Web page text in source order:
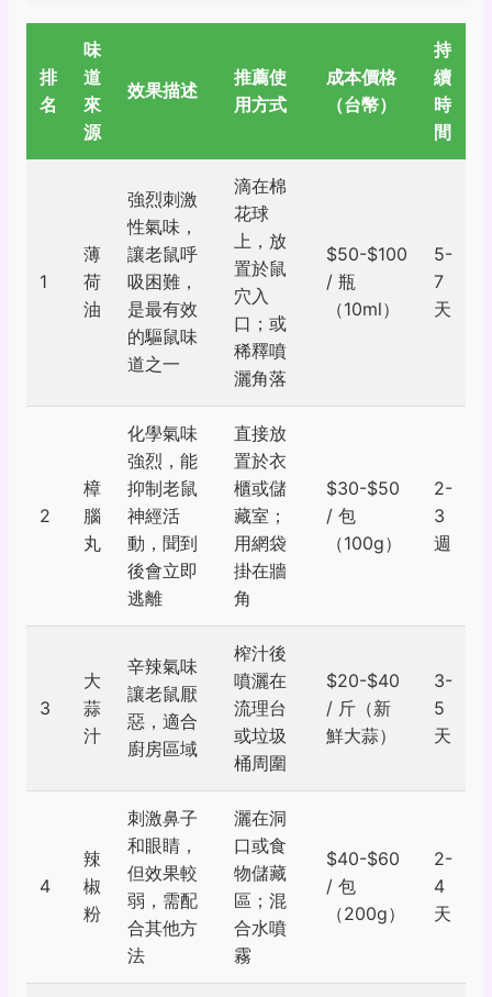
排
名
味
道
來
源
效果描述
推薦使
用方式
成本價格
（台幣）
持
續
時
間
1
薄
荷
油
強烈刺激
性氣味，
讓老鼠呼
吸困難，
是最有效
的驅鼠味
道之一
滴在棉
花球
上，放
置於鼠
穴入
口；或
稀釋噴
灑角落
$50-$100
/ 瓶
（10ml）
5-
7
天
2
樟
腦
丸
化學氣味
強烈，能
抑制老鼠
神經活
動，聞到
後會立即
逃離
直接放
置於衣
櫃或儲
藏室；
用網袋
掛在牆
角
$30-$50
/ 包
（100g）
2-
3
週
3
大
蒜
汁
辛辣氣味
讓老鼠厭
惡，適合
廚房區域
榨汁後
噴灑在
流理台
或垃圾
桶周圍
$20-$40
/ 斤（新
鮮大蒜）
3-
5
天
4
辣
椒
粉
刺激鼻子
和眼睛，
但效果較
弱，需配
合其他方
法
灑在洞
口或食
物儲藏
區；混
合水噴
霧
$40-$60
/ 包
（200g）
2-
4
天